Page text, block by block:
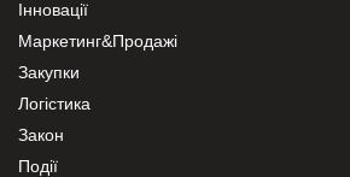
Інновації
Маркетинг&Продажі
Закупки
Логістика
Закон
Події